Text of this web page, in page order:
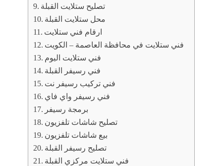
تصليح ستلايت القبلة
محل ستلايت القبلة
ارقام فني ستلايت
فني ستلايت في محافظة العاصمة – الكويت
فني ستلايت اليوم
فني رسيفر القبلة
فني تركيب رسيفر نت
فني رسيفر واي فاي
برمجة رسيفر
تصليح شاشات تلفزيون
بيع شاشات تلفزيون
تصليح رسيفر القبلة
فني ستلايت مركزي القبلة